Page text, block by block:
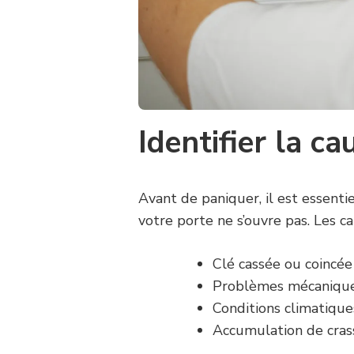
Identifier la
Avant de paniquer, il est
votre porte ne s’ouvre pas. Les
Clé cassée ou
Problèmes
Conditions
Accumulation de